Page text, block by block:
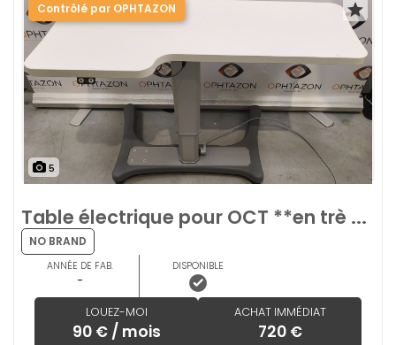
Contrôlé par OPHTAZON
5
Table électrique pour OCT **en trè ...
NO BRAND
ANNÉE DE FAB.
-
DISPONIBLE
LOUEZ-MOI
90 € / mois
ACHAT IMMÉDIAT
720 €